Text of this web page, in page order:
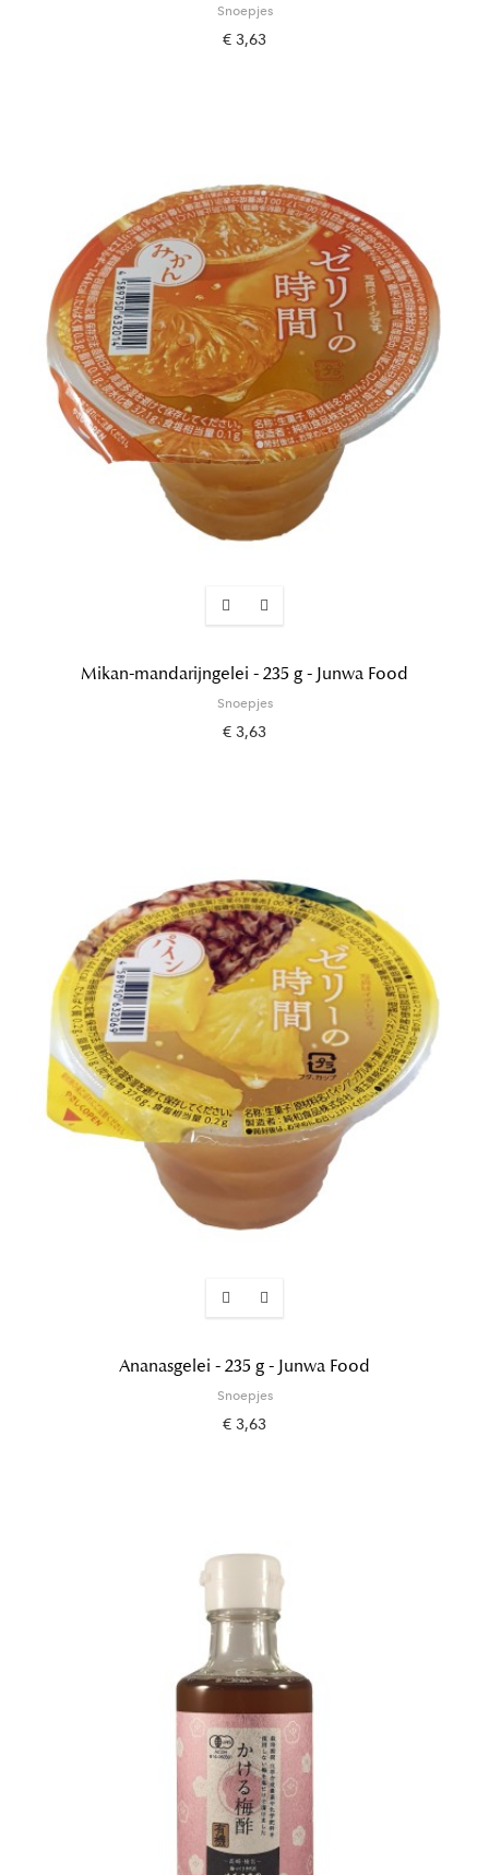
Snoepjes
€ 3,63
Mikan-mandarijngelei - 235 g - Junwa Food
Snoepjes
€ 3,63
Ananasgelei - 235 g - Junwa Food
Snoepjes
€ 3,63